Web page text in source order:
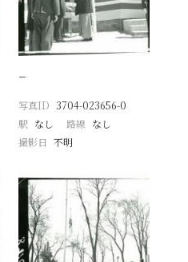
−
写真ID 3704-023656-0
駅 なし 路線 なし
撮影日 不明